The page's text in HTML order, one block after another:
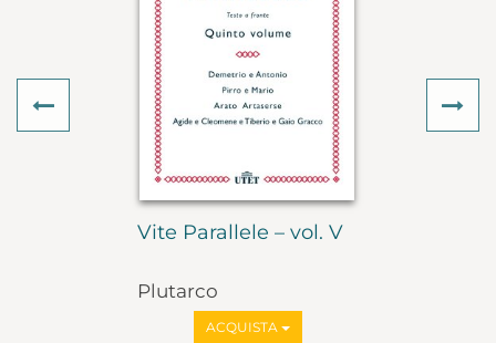
Vite Parallele – vol. V
Plutarco
ACQUISTA
Previous